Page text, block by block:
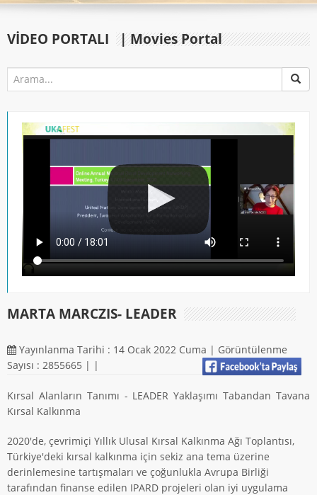
VIDEO PORTALI | Movies Portal
MARTA MARCZIS- LEADER
Yayınlanma Tarihi : 14 Ocak 2022 Cuma | Görüntülenme
Sayısı : 2855665 | |
Kırsal Alanların Tanımı - LEADER Yaklaşımı Tabandan Tavana
Kırsal Kalkınma
2020'de, çevrimiçi Yıllık Ulusal Kırsal Kalkınma Ağı Toplantısı,
Türkiye'deki kırsal kalkınma için sekiz ana tema üzerine
derinlemesine tartışmaları ve çoğunlukla Avrupa Birliği
tarafından finanse edilen IPARD projeleri olan iyi uygulama